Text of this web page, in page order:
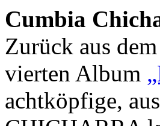
Cumbia
Zurück aus
vierten Album
achtköpfige,